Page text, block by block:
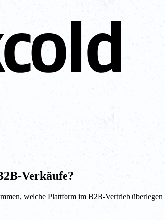
Verkäufe?
welche Plattform im B2B-Vertrieb überlegen